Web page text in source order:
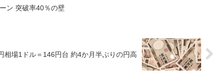
ン 突破率40％の壁
相場1ドル＝146円台 約4か月半ぶりの円高